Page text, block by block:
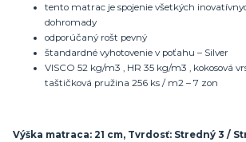
tento matrac je spojenie všetkých
dohromady
odporúčaný rošt pevný
štandardné vyhotovenie v poťahu – Silver
VISCO 52 kg/m3 , HR 35 kg/m3 , kokosová
taštičková pružina 256 ks / m2 – 7 zon
Výška matraca: 21 cm, Tvrdosť: Stredný 3 /